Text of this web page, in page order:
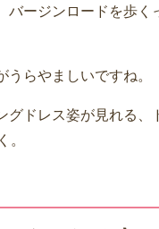
バージンロードを歩く
らやましいですね。
ドレス姿が見れる、
。